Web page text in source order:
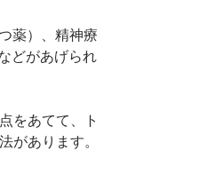
薬）、精神療
どがあげられ
をあてて、ト
があります。